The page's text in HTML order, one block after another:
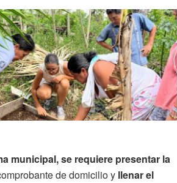
municipal, se requiere presentar la
de domicilio y llenar el